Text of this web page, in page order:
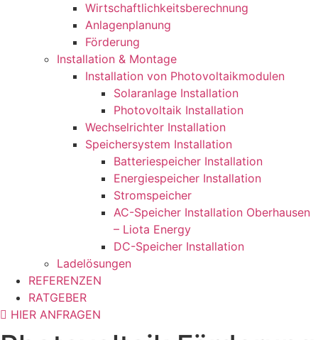
Wirtschaftlichkeitsberechnung
Anlagenplanung
Förderung
Installation & Montage
Installation von Photovoltaikmodulen
Solaranlage Installation
Photovoltaik Installation
Wechselrichter Installation
Speichersystem Installation
Batteriespeicher Installation
Energiespeicher Installation
Stromspeicher
AC-Speicher Installation Oberhausen
– Liota Energy
DC-Speicher Installation
Ladelösungen
REFERENZEN
RATGEBER
HIER ANFRAGEN